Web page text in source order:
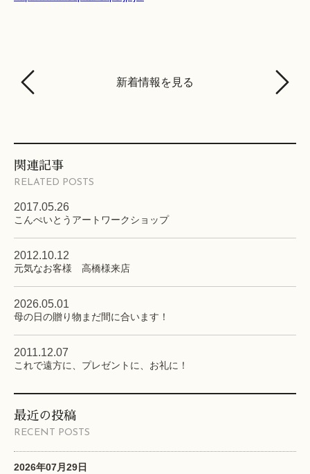
最近の投稿
RECENT POSTS
2026年07月29日
新着情報を見る
関連記事
RELATED POSTS
2017.05.26
こんぺいとうアートワークショップ
2012.10.12
元気なお客様 高橋様来店
2026.05.01
母の日の贈り物まだ間に合います！
2011.12.07
これで遠方に、プレゼントに、お礼に！